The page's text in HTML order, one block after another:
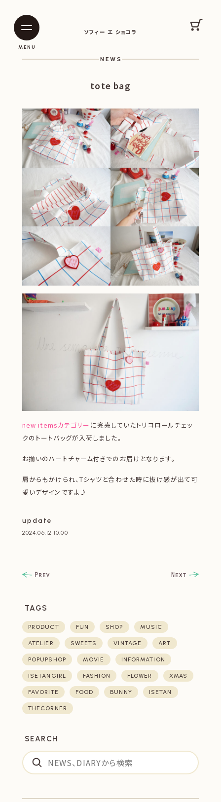
ソフィー エ ショコラ
MENU
カー
NEWS
tote bag
new itemsカテゴリー に完売していたトリコロールチェッ
クのトートバッグが入荷しました。
お揃いのハートチャーム付きでのお届けとなります。
肩からもかけられ、Tシャツと合わせた時に抜け感が出て可
愛いデザインですよ♪
update
2024.06.12 10:00
TAGS
PRODUCT FUN SHOP MUSIC
ATELIER SWEETS VINTAGE ART
POPUPSHOP MOVIE INFORMATION
ISETANGIRL FASHION FLOWER XMAS
FAVORITE FOOD BUNNY ISETAN
THECORNER
SEARCH